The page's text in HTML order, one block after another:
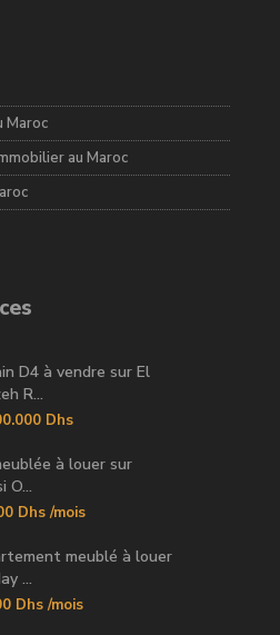
Maroc
au Maroc
D4 à vendre sur El
R...
Dhs
à louer sur
O...
Dhs /mois
meublé à louer
...
Dhs /mois